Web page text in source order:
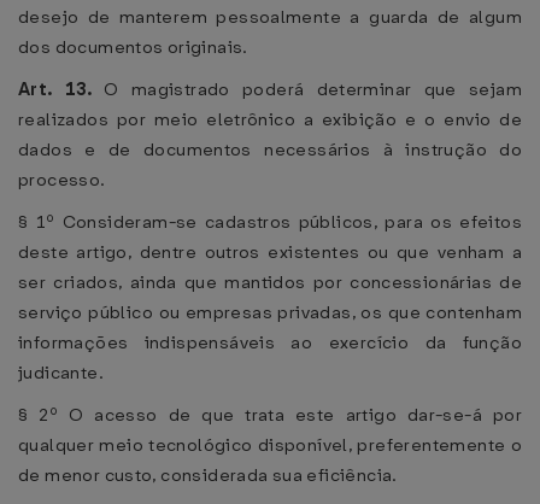
desejo de manterem pessoalmente a guarda de algum
dos documentos originais.
Art. 13.O magistrado poderá determinar que sejam
realizados por meio eletrônico a exibição e o envio de
dados e de documentos necessários à instrução do
processo.
§ 1º Consideram-se cadastros públicos, para os efeitos
deste artigo, dentre outros existentes ou que venham a
ser criados, ainda que mantidos por concessionárias de
serviço público ou empresas privadas, os que contenham
informações indispensáveis ao exercício da função
judicante.
§ 2º O acesso de que trata este artigo dar-se-á por
qualquer meio tecnológico disponível, preferentemente o
de menor custo, considerada sua eficiência.